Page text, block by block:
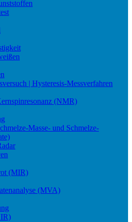
| Hysteresis-Messverfahren
(NMR)
Masse- und Schmelze-
(MIR)
(MVA)